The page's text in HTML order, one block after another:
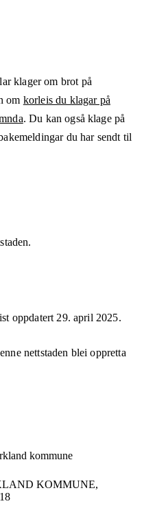
klager om brot på
om korleis du klagar på
. Du kan også klage på
du har sendt til
oppdatert29. april 2025.
nettstaden blei oppretta
kommune
KOMMUNE,